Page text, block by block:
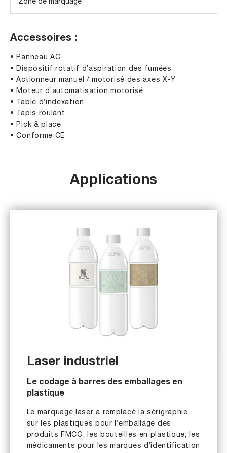
Zone de marquage
Accessoires :
• Panneau AC
• Dispositif rotatif d’aspiration des fumées
• Actionneur manuel / motorisé des axes X-Y
• Moteur d’automatisation motorisé
• Table d’indexation
• Tapis roulant
• Pick & place
• Conforme CE
Applications
Laser industriel
Le codage à barres des emballages en
plastique
Le marquage laser a remplacé la sérigraphie
sur les plastiques pour l’emballage des
produits FMCG, les bouteilles en plastique, les
médicaments pour les marques d’identification